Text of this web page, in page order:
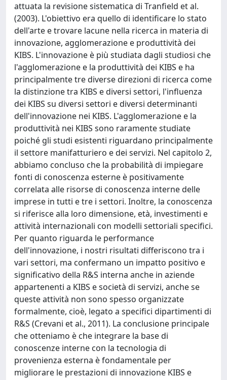
attuata la revisione sistematica di Tranfield et al.
(2003). L'obiettivo era quello di identificare lo stato
dell'arte e trovare lacune nella ricerca in materia di
innovazione, agglomerazione e produttività dei
KIBS. L'innovazione è più studiata dagli studiosi che
l'agglomerazione e la produttività dei KIBS e ha
principalmente tre diverse direzioni di ricerca come
la distinzione tra KIBS e diversi settori, l'influenza
dei KIBS su diversi settori e diversi determinanti
dell'innovazione nei KIBS. L'agglomerazione e la
produttività nei KIBS sono raramente studiate
poiché gli studi esistenti riguardano principalmente
il settore manifatturiero e dei servizi. Nel capitolo 2,
abbiamo concluso che la probabilità di impiegare
fonti di conoscenza esterne è positivamente
correlata alle risorse di conoscenza interne delle
imprese in tutti e tre i settori. Inoltre, la conoscenza
si riferisce alla loro dimensione, età, investimenti e
attività internazionali con modelli settoriali specifici.
Per quanto riguarda le performance
dell'innovazione, i nostri risultati differiscono tra i
vari settori, ma confermano un impatto positivo e
significativo della R&S interna anche in aziende
appartenenti a KIBS e società di servizi, anche se
queste attività non sono spesso organizzate
formalmente, cioè, legato a specifici dipartimenti di
R&S (Crevani et al., 2011). La conclusione principale
che otteniamo è che integrare la base di
conoscenze interne con la tecnologia di
provenienza esterna è fondamentale per
migliorare le prestazioni di innovazione KIBS e